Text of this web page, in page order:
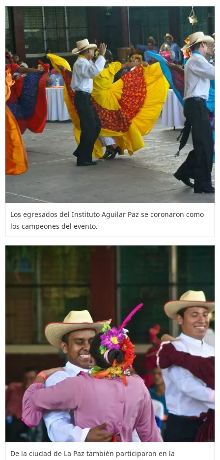
Los egresados del Instituto Aguilar Paz se coronaron como
los campeones del evento.
De la ciudad de La Paz también participaron en la